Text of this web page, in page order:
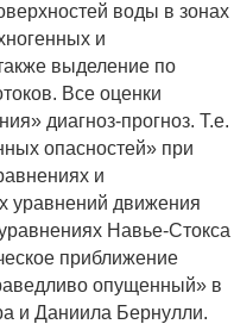
воды в зонах
и
выделение по
Все оценки
диагноз-прогноз. Т.е.
опасностей» при
и
уравнений движения
Навье-Стокса
приближение
опущенный» в
и Даниила Бернулли.